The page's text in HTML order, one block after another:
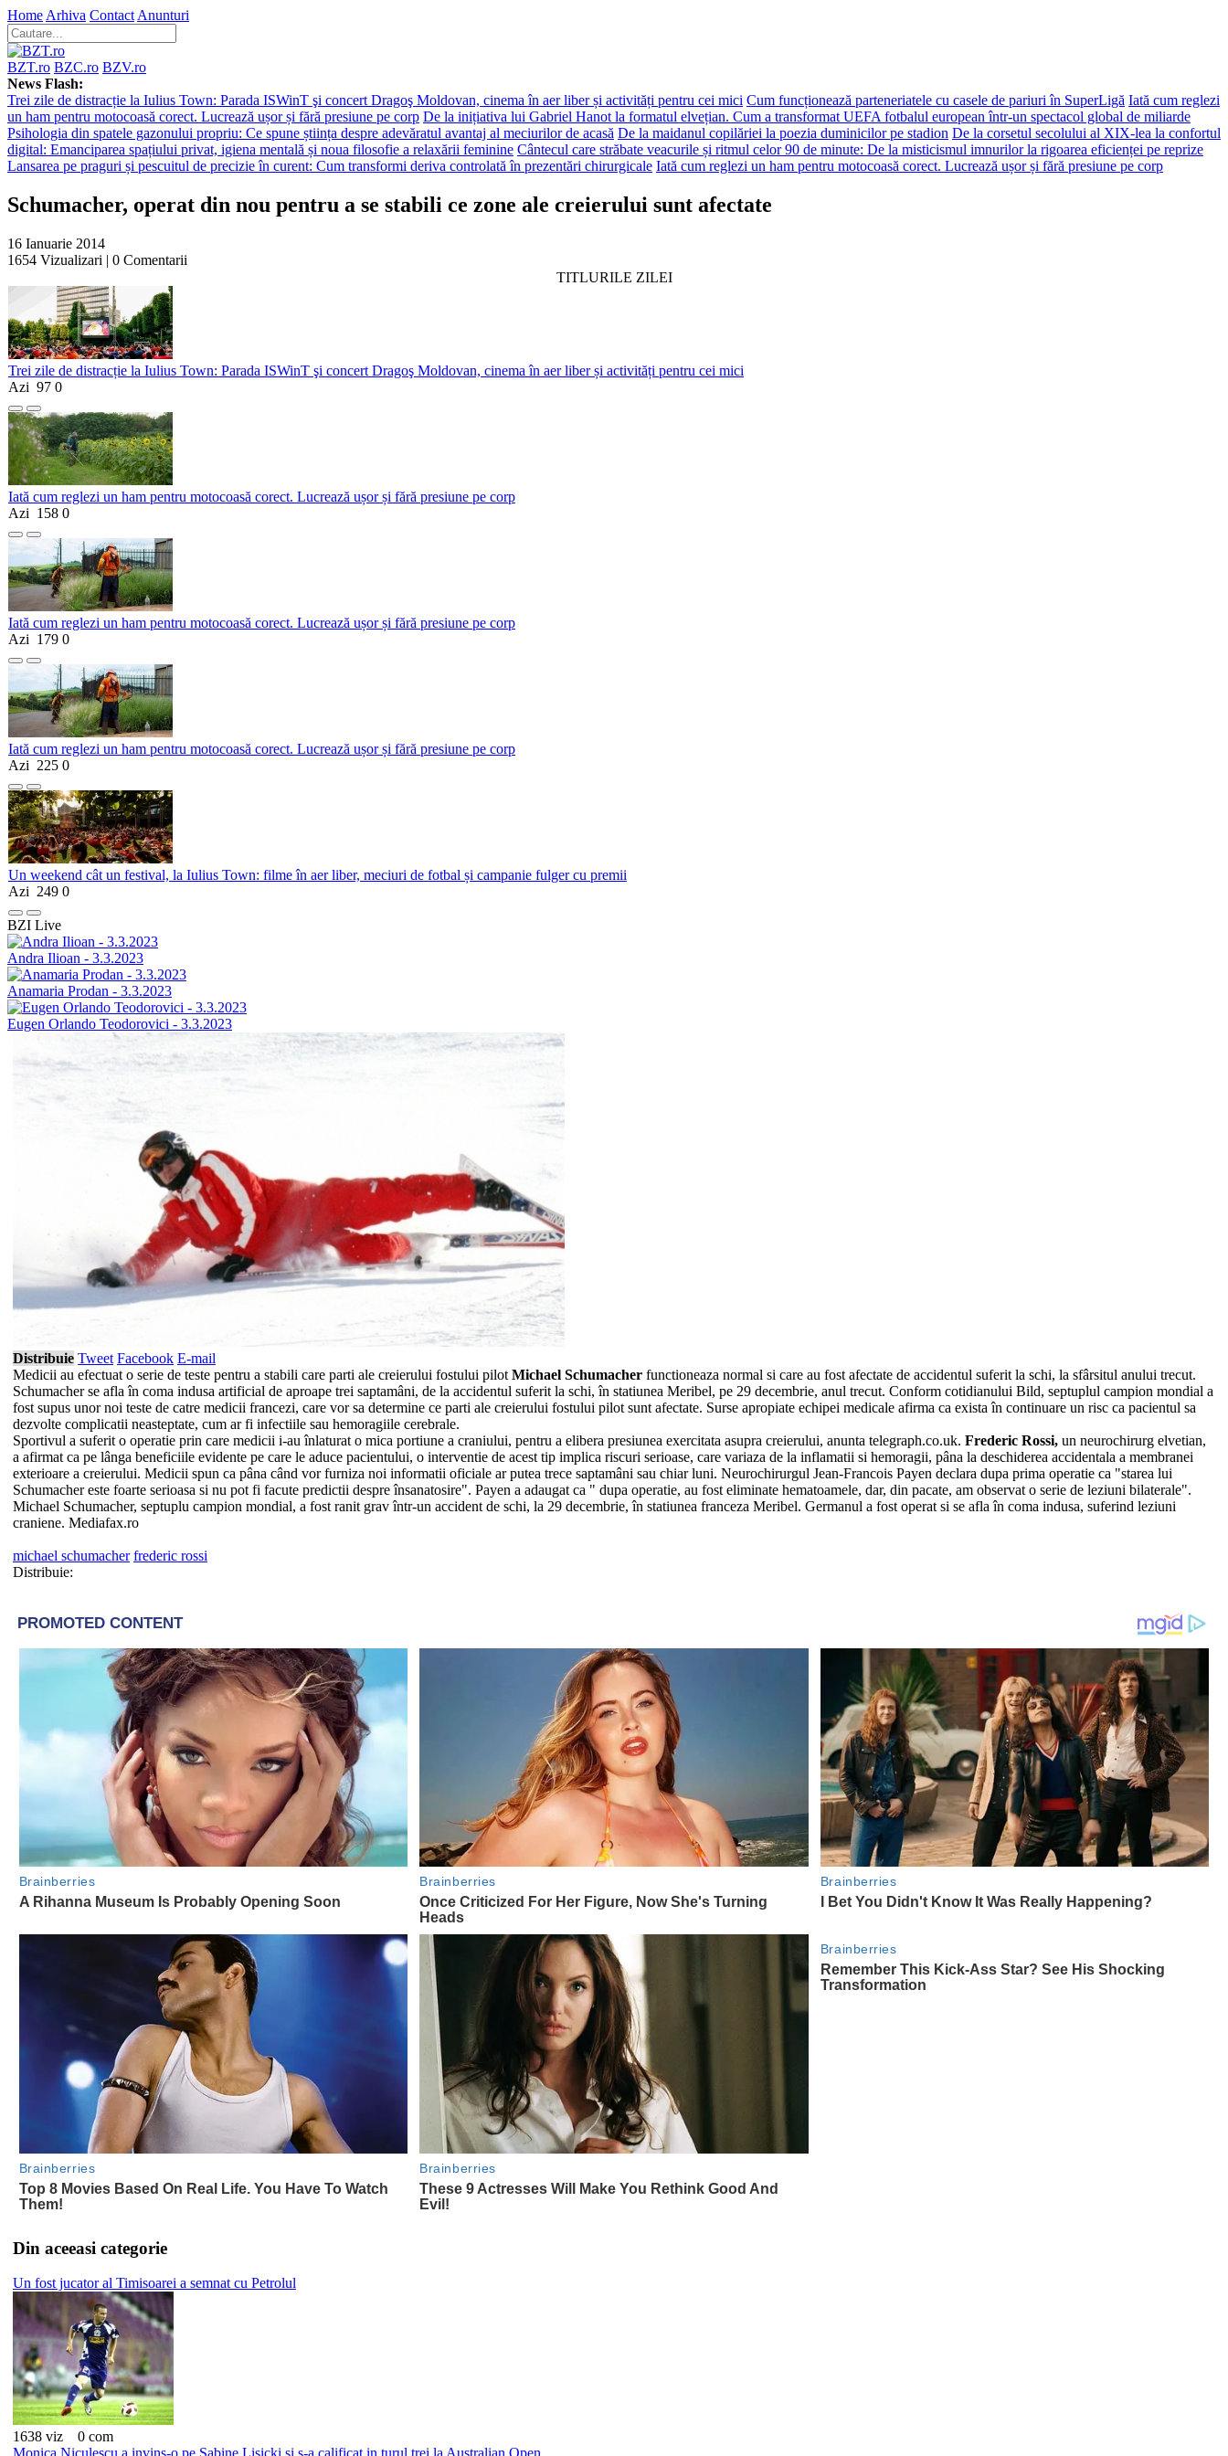
Home Arhiva Contact Anunturi
BZT.ro BZC.ro BZV.ro
News Flash:
Trei zile de distracție la Iulius Town: Parada ISWinT şi concert Dragoş Moldovan, cinema în aer liber și activități pentru cei mici Cum funcționează parteneriatele cu casele de pariuri în SuperLigă Iată cum reglezi
un ham pentru motocoasă corect. Lucrează ușor și fără presiune pe corp De la inițiativa lui Gabriel Hanot la formatul elvețian. Cum a transformat UEFA fotbalul european într-un spectacol global de miliarde
Psihologia din spatele gazonului propriu: Ce spune știința despre adevăratul avantaj al meciurilor de acasă De la maidanul copilăriei la poezia duminicilor pe stadion De la corsetul secolului al XIX-lea la confortul
digital: Emanciparea spațiului privat, igiena mentală și noua filosofie a relaxării feminine Cântecul care străbate veacurile și ritmul celor 90 de minute: De la misticismul imnurilor la rigoarea eficienței pe reprize
Lansarea pe praguri și pescuitul de precizie în curent: Cum transformi deriva controlată în prezentări chirurgicale Iată cum reglezi un ham pentru motocoasă corect. Lucrează ușor și fără presiune pe corp
Schumacher, operat din nou pentru a se stabili ce zone ale creierului sunt afectate
16 Ianuarie 2014
1654 Vizualizari | 0 Comentarii
TITLURILE ZILEI
Trei zile de distracție la Iulius Town: Parada ISWinT şi concert Dragoş Moldovan, cinema în aer liber și activități pentru cei mici
Azi 97 0
Iată cum reglezi un ham pentru motocoasă corect. Lucrează ușor și fără presiune pe corp
Azi 158 0
Iată cum reglezi un ham pentru motocoasă corect. Lucrează ușor și fără presiune pe corp
Azi 179 0
Iată cum reglezi un ham pentru motocoasă corect. Lucrează ușor și fără presiune pe corp
Azi 225 0
Un weekend cât un festival, la Iulius Town: filme în aer liber, meciuri de fotbal și campanie fulger cu premii
Azi 249 0
BZI Live
Andra Ilioan - 3.3.2023
Anamaria Prodan - 3.3.2023
Eugen Orlando Teodorovici - 3.3.2023
Distribuie Tweet Facebook E-mail
Medicii au efectuat o serie de teste pentru a stabili care parti ale creierului fostului pilot Michael Schumacher functioneaza normal si care au fost afectate de accidentul suferit la schi, la sfârsitul anului trecut.
Schumacher se afla în coma indusa artificial de aproape trei saptamâni, de la accidentul suferit la schi, în statiunea Meribel, pe 29 decembrie, anul trecut. Conform cotidianului Bild, septuplul campion mondial a
fost supus unor noi teste de catre medicii francezi, care vor sa determine ce parti ale creierului fostului pilot sunt afectate. Surse apropiate echipei medicale afirma ca exista în continuare un risc ca pacientul sa
dezvolte complicatii neasteptate, cum ar fi infectiile sau hemoragiile cerebrale.
Sportivul a suferit o operatie prin care medicii i-au înlaturat o mica portiune a craniului, pentru a elibera presiunea exercitata asupra creierului, anunta telegraph.co.uk. Frederic Rossi, un neurochirurg elvetian,
a afirmat ca pe lânga beneficiile evidente pe care le aduce pacientului, o interventie de acest tip implica riscuri serioase, care variaza de la inflamatii si hemoragii, pâna la deschiderea accidentala a membranei
exterioare a creierului. Medicii spun ca pâna când vor furniza noi informatii oficiale ar putea trece saptamâni sau chiar luni. Neurochirurgul Jean-Francois Payen declara dupa prima operatie ca "starea lui
Schumacher este foarte serioasa si nu pot fi facute predictii despre însanatosire". Payen a adaugat ca " dupa operatie, au fost eliminate hematoamele, dar, din pacate, am observat o serie de leziuni bilaterale".
Michael Schumacher, septuplu campion mondial, a fost ranit grav într-un accident de schi, la 29 decembrie, în statiunea franceza Meribel. Germanul a fost operat si se afla în coma indusa, suferind leziuni
craniene. Mediafax.ro
michael schumacher frederic rossi
Distribuie:
Din aceeasi categorie
Un fost jucator al Timisoarei a semnat cu Petrolul
1638 viz
0 com